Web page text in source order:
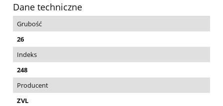
Dane techniczne
Grubość
26
Indeks
248
Producent
ZVL